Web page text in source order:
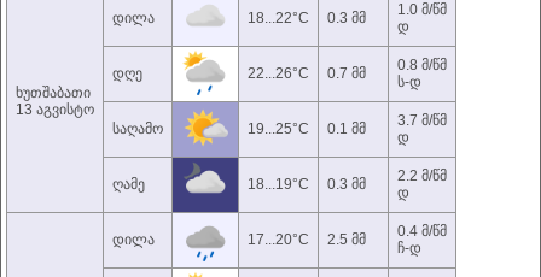
ხუთშაბათი
13 აგვისტო
დილა 18...22°C 0.3 მმ
1.0 მ/წმ
დ
დღე 22...26°C 0.7 მმ
0.8 მ/წმ
ს-დ
საღამო 19...25°C 0.1 მმ
3.7 მ/წმ
დ
ღამე 18...19°C 0.3 მმ
2.2 მ/წმ
დ
დილა 17...20°C 2.5 მმ
0.4 მ/წმ
ჩ-დ